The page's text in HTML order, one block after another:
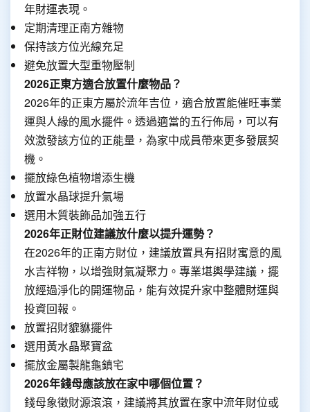
年財運表現。
定期清理正南方雜物
保持該方位光線充足
避免放置大型重物壓制
2026正東方適合放置什麼物品？
2026年的正東方屬於流年吉位，適合放置能催旺事業
運與人緣的風水擺件。透過適當的五行佈局，可以有
效激發該方位的正能量，為家中成員帶來更多發展契
機。
擺放綠色植物增添生機
放置水晶球提升氣場
選用木質裝飾品加強五行
2026年正財位建議放什麼以提升運勢？
在2026年的正南方財位，建議放置具有招財寓意的風
水吉祥物，以增強財氣凝聚力。專業堪輿學建議，擺
放經過淨化的開運物品，能有效提升家中整體財運與
投資回報。
放置招財貔貅擺件
選用黃水晶聚寶盆
擺放金屬製龍龜鎮宅
2026年錢母應該放在家中哪個位置？
錢母象徵財源滾滾，建議將其放置在家中流年財位或